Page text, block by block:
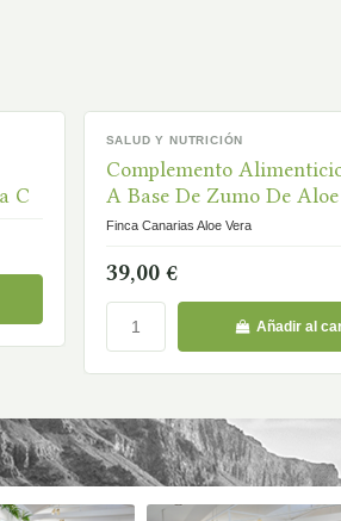
C
EN STOCK
SALUD Y NUTRICIÓN
Complemento
A Base De Zumo De
Con Pulpa
Finca Canarias Aloe Vera
39,00 €
Añadir al